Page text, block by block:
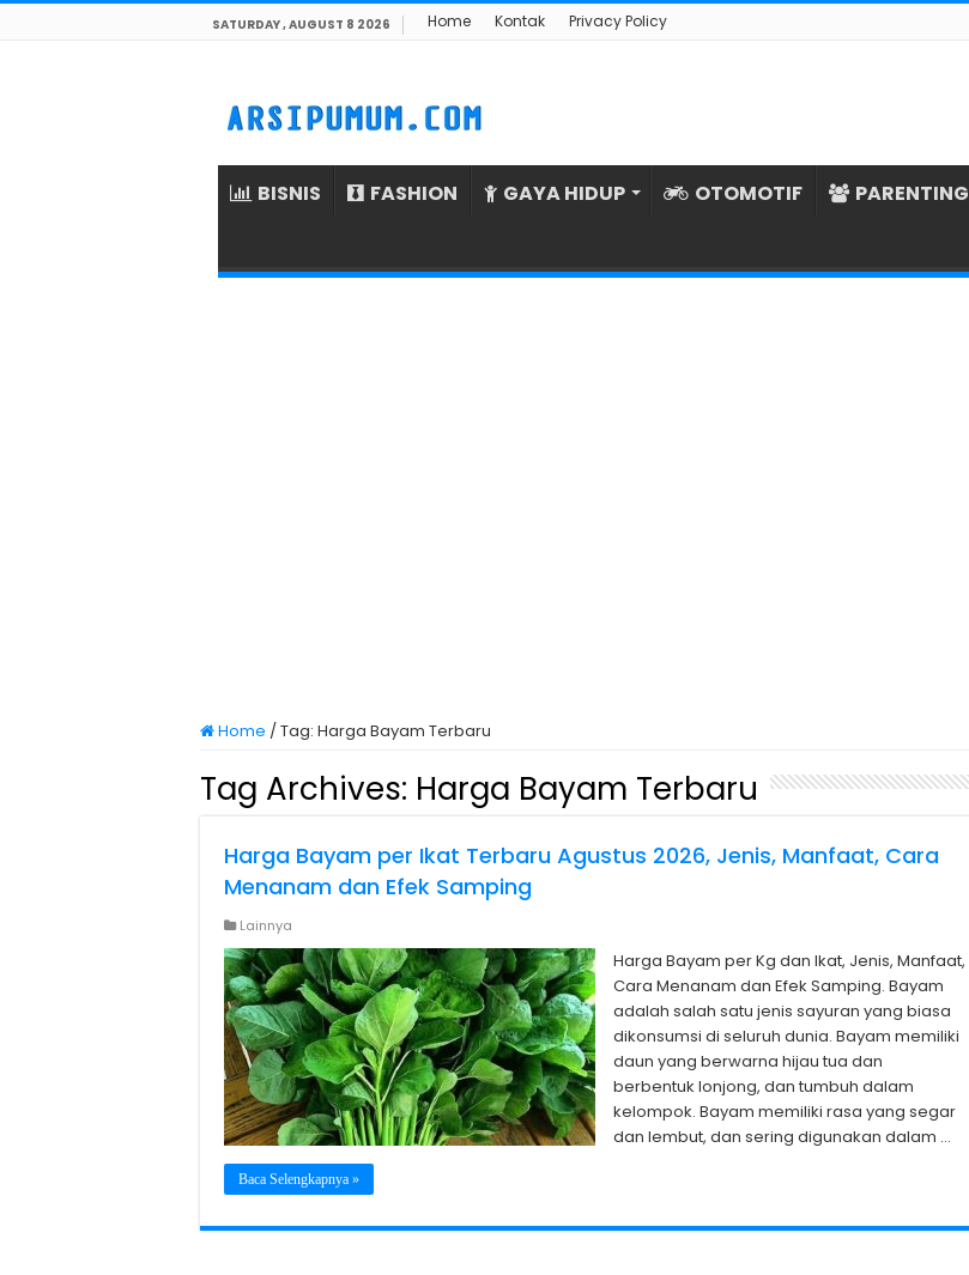
SATURDAY , AUGUST 8 2026 Home Kontak Privacy Policy
BISNIS FASHION GAYA HIDUP OTOMOTIF PARENTING
Home /Tag: Harga Bayam Terbaru
Tag Archives: Harga Bayam Terbaru
Harga Bayam per Ikat Terbaru Agustus 2026, Jenis, Manfaat, Cara
Menanam dan Efek Samping
Lainnya
Harga Bayam per Kg dan Ikat, Jenis, Manfaat,
Cara Menanam dan Efek Samping. Bayam
adalah salah satu jenis sayuran yang biasa
dikonsumsi di seluruh dunia. Bayam memiliki
daun yang berwarna hijau tua dan
berbentuk lonjong, dan tumbuh dalam
kelompok. Bayam memiliki rasa yang segar
dan lembut, dan sering digunakan dalam …
Baca Selengkapnya »